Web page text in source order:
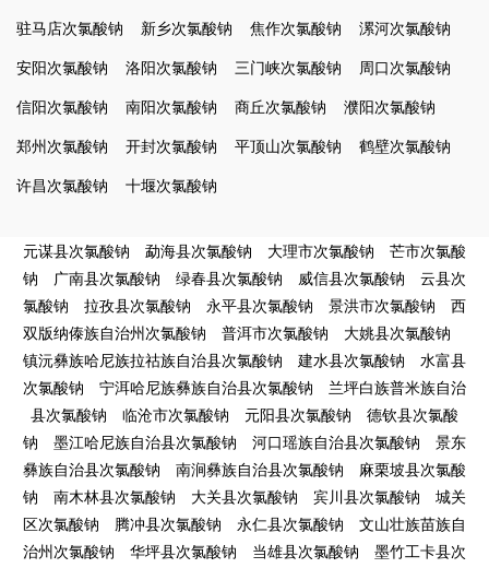
驻马店次氯酸钠
新乡次氯酸钠 焦作次氯酸钠
漯河次氯酸钠
安阳次氯酸钠
洛阳次氯酸钠 三门峡次氯酸钠
周口次氯酸钠
信阳次氯酸钠
南阳次氯酸钠 商丘次氯酸钠
濮阳次氯酸钠
郑州次氯酸钠
开封次氯酸钠 平顶山次氯酸钠
鹤壁次氯酸钠
许昌次氯酸钠
十堰次氯酸钠
元谋县次氯酸钠 勐海县次氯酸钠 大理市次氯酸钠
芒市次氯酸
钠
广南县次氯酸钠 绿春县次氯酸钠 威信县次氯酸钠
云县次
氯酸钠
拉孜县次氯酸钠 永平县次氯酸钠 景洪市次氯酸钠
西
双版纳傣族自治州次氯酸钠
普洱市次氯酸钠
大姚县次氯酸钠
镇沅彝族哈尼族拉祜族自治县次氯酸钠
建水县次氯酸钠
水富县
次氯酸钠
宁洱哈尼族彝族自治县次氯酸钠
兰坪白族普米族自治
县次氯酸钠
临沧市次氯酸钠 元阳县次氯酸钠
德钦县次氯酸
钠
墨江哈尼族自治县次氯酸钠 河口瑶族自治县次氯酸钠
景东
彝族自治县次氯酸钠
南涧彝族自治县次氯酸钠
麻栗坡县次氯酸
钠
南木林县次氯酸钠 大关县次氯酸钠 宾川县次氯酸钠
城关
区次氯酸钠
腾冲县次氯酸钠 永仁县次氯酸钠
文山壮族苗族自
治州次氯酸钠
华坪县次氯酸钠 当雄县次氯酸钠
墨竹工卡县次